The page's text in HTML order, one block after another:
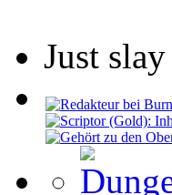
Just slay